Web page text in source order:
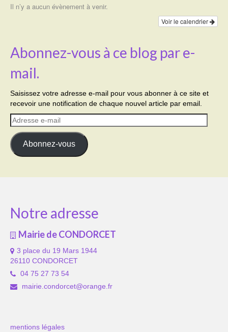
Il n’y a aucun évènement à venir.
Voir le calendrier
Abonnez-vous à ce blog par e-
mail.
Saisissez votre adresse e-mail pour vous abonner à ce site et
recevoir une notification de chaque nouvel article par email.
Adresse
e-
mail
Abonnez-vous
Notre adresse
Mairie de CONDORCET
3 place du 19 Mars 1944
26110 CONDORCET
04 75 27 73 54
mairie.condorcet@orange.fr
mentions légales